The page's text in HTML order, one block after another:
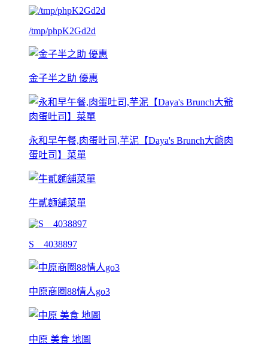
/tmp/phpK2Gd2d
金子半之助 優惠
永和早午餐,肉蛋吐司,芋泥【Daya's Brunch大爺肉
蛋吐司】菜單
牛貳麵舖菜單
S__4038897
中原商圈88情人go3
中原 美食 地圖